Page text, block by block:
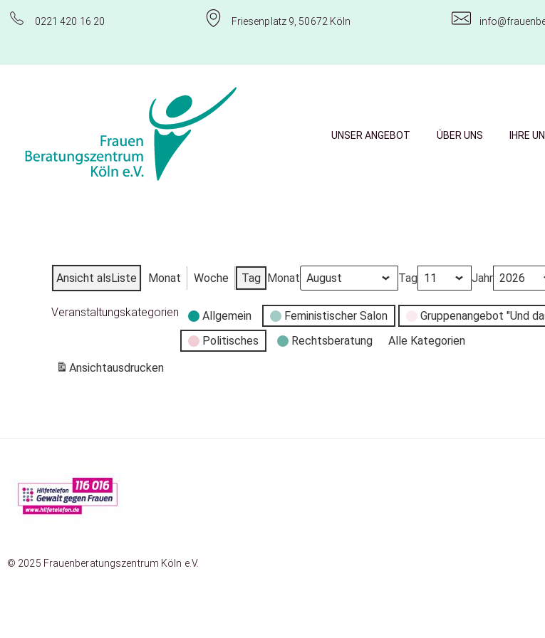
0221 420 16 20 Friesenplatz 9, 50672 Köln
UNSER ANGEBOT ÜBER UNS IHRE
Ansicht alsListe Monat Woche Tag Monat Tag Jahr
Veranstaltungskategorien Allgemein Feministischer Salon Gruppenangebot "Und
Politisches
Rechtsberatung
Alle Kategorien
Ansichtausdrucken
© 2025 Frauenberatungszentrum Köln e.V.